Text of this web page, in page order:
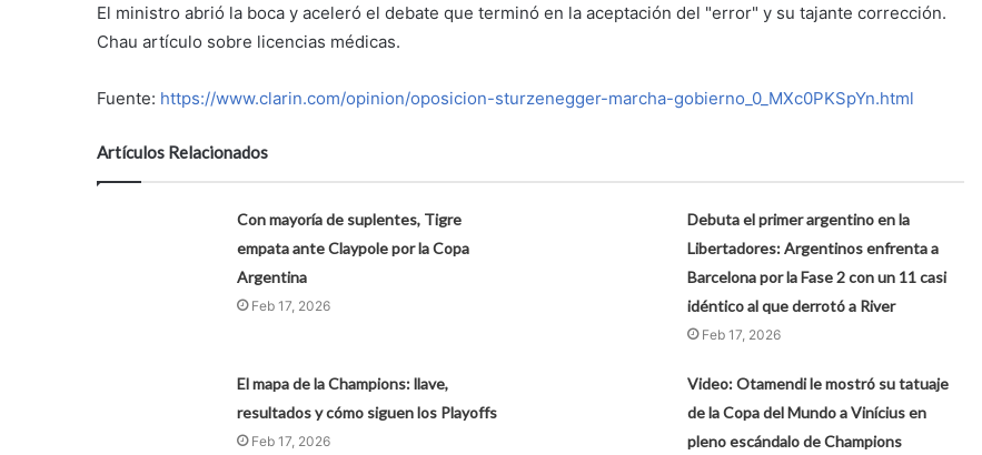
El ministro abrió la boca y aceleró el debate que terminó en la aceptación del "error" y su tajante corrección.
Chau artículo sobre licencias médicas.
Fuente: https://www.clarin.com/opinion/oposicion-sturzenegger-marcha-gobierno_0_MXc0PKSpYn.html
Artículos Relacionados
Con mayoría de suplentes, Tigre
empata ante Claypole por la Copa
Argentina
Feb 17, 2026
Debuta el primer argentino en la
Libertadores: Argentinos enfrenta a
Barcelona por la Fase 2 con un 11 casi
idéntico al que derrotó a River
Feb 17, 2026
El mapa de la Champions: llave,
resultados y cómo siguen los Playoffs
Feb 17, 2026
Video: Otamendi le mostró su tatuaje
de la Copa del Mundo a Vinícius en
pleno escándalo de Champions